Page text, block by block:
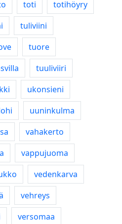
toti
totihöyry
tuliviini
tuore
tuuliviiri
ukonsieni
uuninkulma
vahakerto
vappujuoma
vedenkarva
vehreys
versomaa